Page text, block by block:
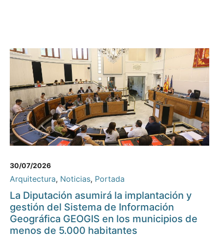
30/07/2026
Arquitectura, Noticias, Portada
La Diputación asumirá la implantación y
gestión del Sistema de Información
Geográfica GEOGIS en los municipios de
menos de 5.000 habitantes